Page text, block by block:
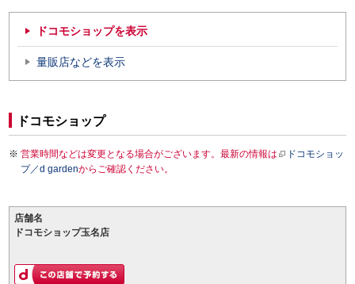
ドコモショップを表示
量販店などを表示
ドコモショップ
営業時間などは変更となる場合がございます。最新の情報は
ドコモショッ
プ／d gardenからご確認ください。
店舗名
ドコモショップ玉名店